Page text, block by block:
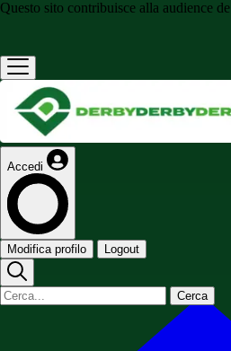
Questo sito contribuisce alla audience de
Accedi
Modifica profilo Logout
Cerca